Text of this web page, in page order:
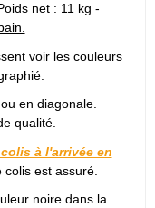
net : 11 kg -
voir les couleurs
en diagonale.
qualité.
à l'arrivée en
est assuré.
noire dans la